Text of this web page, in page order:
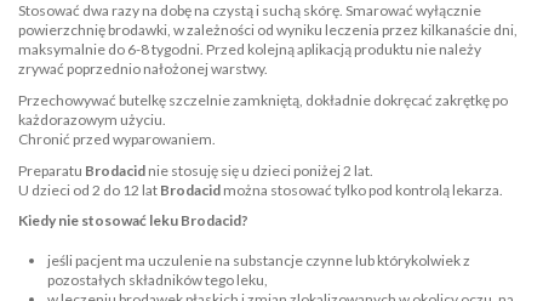
Stosować dwa razy na dobę na czystą i suchą skórę. Smarować wyłącznie
powierzchnię brodawki, w zależności od wyniku leczenia przez kilkanaście dni,
maksymalnie do 6-8 tygodni. Przed kolejną aplikacją produktu nie należy
zrywać poprzednio nałożonej warstwy.
Przechowywać butelkę szczelnie zamkniętą, dokładnie dokręcać zakrętkę po
każdorazowym użyciu.
Chronić przed wyparowaniem.
Preparatu Brodacid nie stosuję się u dzieci poniżej 2 lat.
U dzieci od 2 do 12 lat Brodacid można stosować tylko pod kontrolą lekarza.
Kiedy nie stosować leku Brodacid?
jeśli pacjent ma uczulenie na substancje czynne lub którykolwiek z
pozostałych składników tego leku,